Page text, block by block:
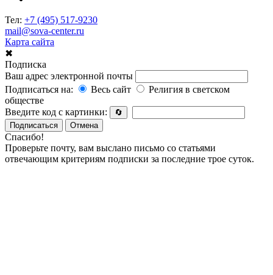
Тел: +7 (495) 517-9230
mail@sova-center.ru
Карта сайта
✖
Подписка
Ваш адрес электронной почты
Подписаться на:
Весь сайт
Религия в светском
обществе
Введите код с картинки:
🔄
Подписаться
Отмена
Спасибо!
Проверьте почту, вам выслано письмо со статьями
отвечающим критериям подписки за последние трое суток.